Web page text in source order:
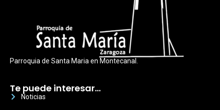
Parroquia de Santa Maria en Montecanal.
Te puede interesar…
Noticias